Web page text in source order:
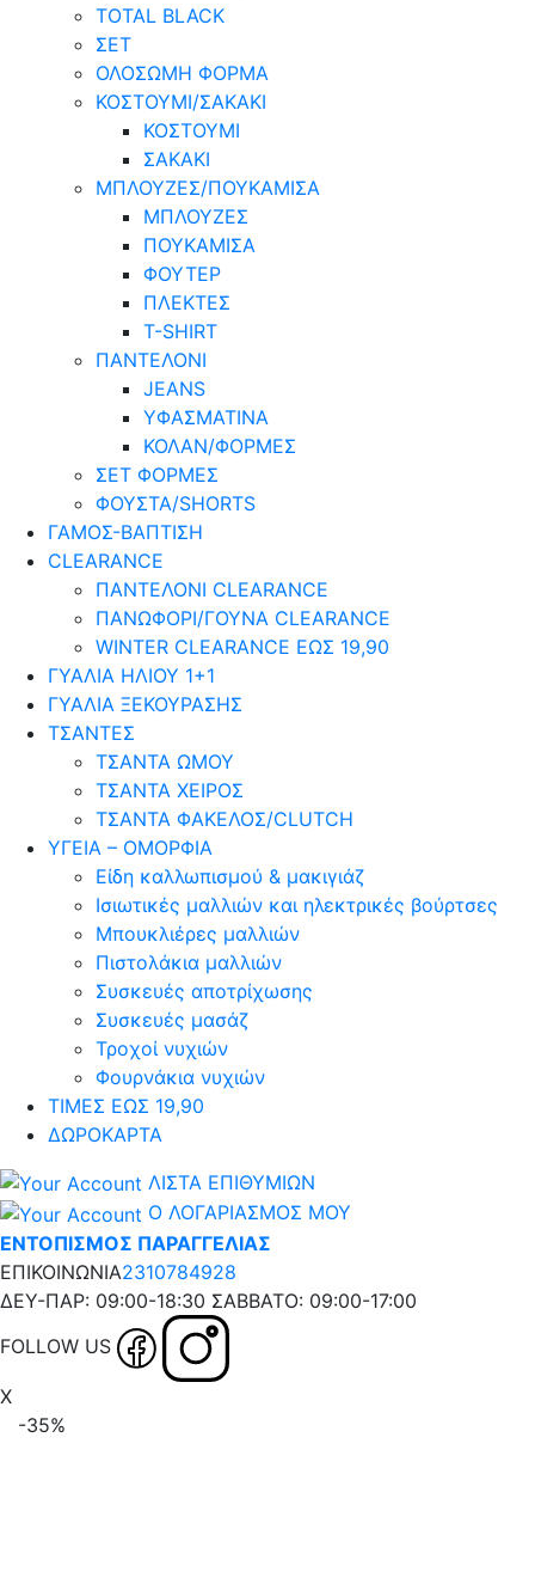
TOTAL BLACK
ΣΕΤ
ΟΛΟΣΩΜΗ ΦΟΡΜΑ
ΚΟΣΤΟΥΜΙ/ΣΑΚΑΚΙ
ΚΟΣΤΟΥΜΙ
ΣΑΚΑΚΙ
ΜΠΛΟΥΖΕΣ/ΠΟΥΚΑΜΙΣΑ
ΜΠΛΟΥΖΕΣ
ΠΟΥΚΑΜΙΣΑ
ΦΟΥΤΕΡ
ΠΛΕΚΤΕΣ
T-SHIRT
ΠΑΝΤΕΛΟΝΙ
JEANS
ΥΦΑΣΜΑΤΙΝΑ
ΚΟΛΑΝ/ΦΟΡΜΕΣ
ΣΕΤ ΦΟΡΜΕΣ
ΦΟΥΣΤΑ/SHORTS
ΓΑΜΟΣ-ΒΑΠΤΙΣΗ
CLEARANCE
ΠΑΝΤΕΛΟΝΙ CLEARANCE
ΠΑΝΩΦΟΡΙ/ΓΟΥΝΑ CLEARANCE
WINTER CLEARANCE ΕΩΣ 19,90
ΓΥΑΛΙΑ ΗΛΙΟΥ 1+1
ΓΥΑΛΙΑ ΞΕΚΟΥΡΑΣΗΣ
ΤΣΑΝΤΕΣ
ΤΣΑΝΤΑ ΩΜΟΥ
ΤΣΑΝΤΑ ΧΕΙΡΟΣ
ΤΣΑΝΤΑ ΦΑΚΕΛΟΣ/CLUTCH
ΥΓΕΙΑ – ΟΜΟΡΦΙΑ
Είδη καλλωπισμού & μακιγιάζ
Ισιωτικές μαλλιών και ηλεκτρικές βούρτσες
Μπουκλιέρες μαλλιών
Πιστολάκια μαλλιών
Συσκευές αποτρίχωσης
Συσκευές μασάζ
Τροχοί νυχιών
Φουρνάκια νυχιών
ΤΙΜΕΣ ΕΩΣ 19,90
ΔΩΡΟΚΑΡΤΑ
ΛΙΣΤΑ ΕΠΙΘΥΜΙΩΝ
Ο ΛΟΓΑΡΙΑΣΜΟΣ ΜΟΥ
ΕΝΤΟΠΙΣΜΟΣ ΠΑΡΑΓΓΕΛΙΑΣ
ΕΠΙΚΟΙΝΩΝΙΑ2310784928
ΔΕΥ-ΠΑΡ: 09:00-18:30 ΣΑΒΒΑΤΟ: 09:00-17:00
FOLLOW US
X
-35%